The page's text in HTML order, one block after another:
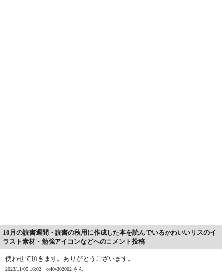
10月の読書週間・読書の秋用に作成した本を読んでいるかわいいリスのイ
ラスト素材・勉強アイコンなどへのコメント投稿
使わせて頂きます。ありがとうございます。
2023/11/05 16:02 col04302002 さん